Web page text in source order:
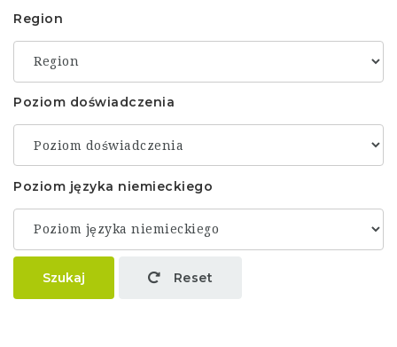
Region
Poziom doświadczenia
Poziom języka niemieckiego
Szukaj Reset